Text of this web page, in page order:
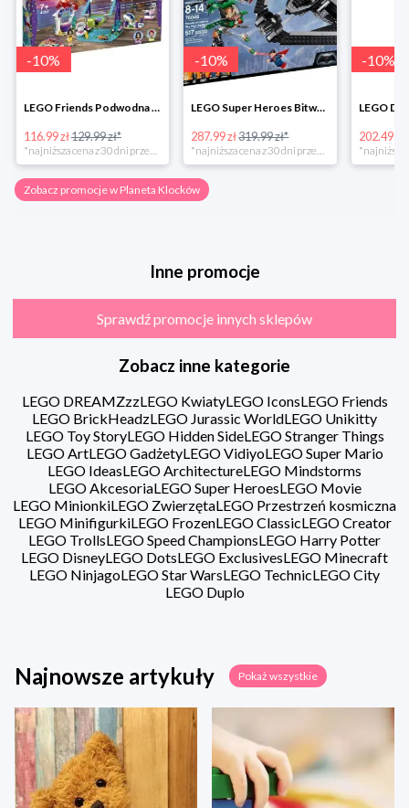
-10%
LEGO Friends Podwodna Frajda w super cenie
116.99 zł129.99 zł*
*najniższa cena z 30 dni przed obniżką
-10%
LEGO Super Heroes Bitwa powietrzna w super cenie
287.99 zł 319.99 zł*
*najniższa cena z 30 dni przed obniżką
-10%
202.49 zł
Zobacz promocje w Planeta Klocków
Inne promocje
Sprawdź promocje innych sklepów
Zobacz inne kategorie
LEGO DREAMZzzLEGO KwiatyLEGO IconsLEGO Friends
LEGO BrickHeadzLEGO Jurassic WorldLEGO Unikitty
LEGO Toy StoryLEGO Hidden SideLEGO Stranger Things
LEGO ArtLEGO GadżetyLEGO VidiyoLEGO Super Mario
LEGO IdeasLEGO ArchitectureLEGO Mindstorms
LEGO AkcesoriaLEGO Super HeroesLEGO Movie
LEGO MinionkiLEGO ZwierzętaLEGO Przestrzeń kosmiczna
LEGO MinifigurkiLEGO FrozenLEGO ClassicLEGO Creator
LEGO TrollsLEGO Speed ChampionsLEGO Harry Potter
LEGO DisneyLEGO DotsLEGO ExclusivesLEGO Minecraft
LEGO NinjagoLEGO Star WarsLEGO TechnicLEGO City
LEGO Duplo
Najnowsze artykuły Pokaż wszystkie